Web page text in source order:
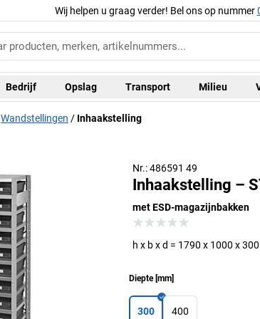
Wij helpen u graag verder! Bel ons op nummer
Bedrijf Opslag Transport Milieu
Wandstellingen Inhaakstelling
Nr.: 486591 49
Inhaakstelling –
met ESD-magazijnbakken
h x b x d = 1790 x 1000 x
Diepte[mm]
300 400